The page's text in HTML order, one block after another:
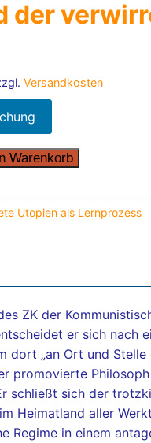
der
Versandkosten
Warenkorb
Utopien als Lernprozess
ZK der
er sich nach
dort „an Ort und
promovierte
schließt sich der
Heimatland aller
Regime in einem